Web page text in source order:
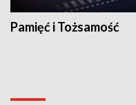
Pamięć i Tożsamość